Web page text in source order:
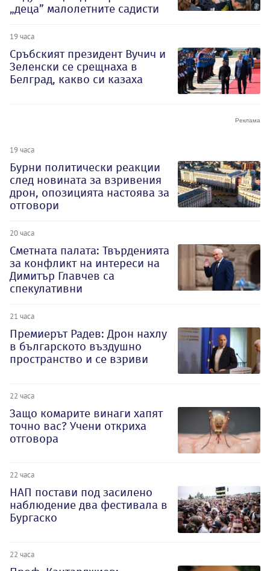
„деца” малолетните садисти
19 часа
Сръбският президент Вучич и
Зеленски се срещнаха в
Белград, какво си казаха
19 часа
Бурни политически реакции
след новината за взривения
дрон, опозицията настоява за
отговори
20 часа
Сметната палата: Твърденията
за конфликт на интереси на
Димитър Главчев са
спекулативни
21 часа
Премиерът Радев: Дрон нахлу
в българското въздушно
пространство и се взриви
22 часа
Защо комарите винаги хапят
точно вас? Учени откриха
отговора
22 часа
НАП постави под засилено
наблюдение два фестивала в
Бургаско
22 часа